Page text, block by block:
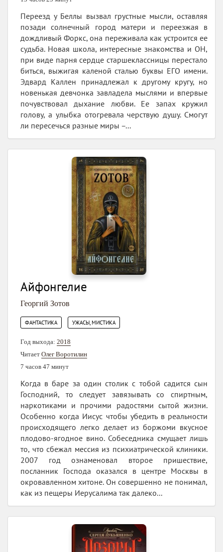
Переезд у Беллы вызвал грустные мысли, оставляя
позади солнечный город матери и переезжая в
дождливый Форкс, она переживала как устроится ее
судьба. Новая школа, интересные знакомства и ОН,
при виде парня сердце старшеклассницы перестало
биться, выжигая каленой сталью буквы ЕГО имени.
Эдвард Каллен принадлежал к другому кругу, но
новенькая девчонка завладела мыслями и впервые
почувствовал дыхание любви. Ее запах кружил
голову, а улыбка отогревала черствую душу. Смогут
ли пересечься разные миры –...
Айфонгелие
Георгий Зотов
ФАНТАСТИКА УЖАСЫ, МИСТИКА
Год выхода: 2018
Читает Олег Воротилин
7 часов 47 минут
Когда в баре за один столик с тобой садится сын
Господний, то следует завязывать со спиртным,
наркотиками и прочими радостями сытой жизни.
Особенно когда Иисус чтобы убедить в реальности
происходящего легко делает из боржоми вкусное
плодово-ягодное вино. Собеседника смущает лишь
то, что сбежал мессия из психиатрической клиники.
2007 год ознаменовал второе пришествие,
посланник Господа оказался в центре Москвы в
окровавленном хитоне. Он совершенно не понимал,
как из пещеры Иерусалима так далеко...